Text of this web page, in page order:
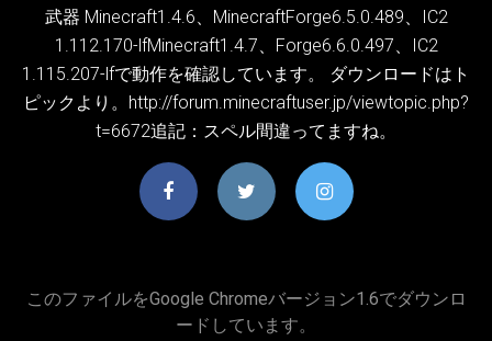
武器 Minecraft1.4.6、MinecraftForge6.5.0.489、IC2
1.112.170-lfMinecraft1.4.7、Forge6.6.0.497、IC2
1.115.207-lfで動作を確認しています。 ダウンロードはト
ピックより。http://forum.minecraftuser.jp/viewtopic.php?
t=6672追記：スペル間違ってますね。
このファイルをGoogle Chromeバージョン1.6でダウンロ
ードしています。